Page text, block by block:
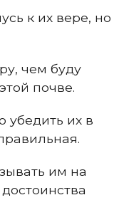
к их вере, но
чем буду
почве.
убедить их в
им на